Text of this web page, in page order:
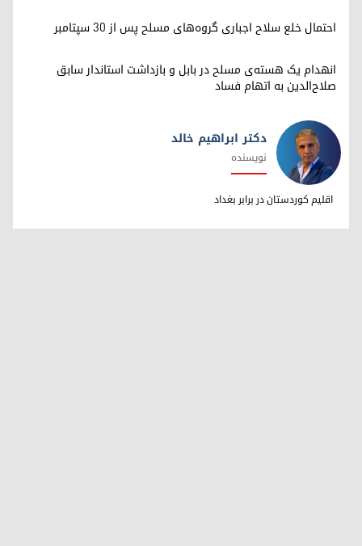
احتمال خلع سلاح اجباری گروه‌های مسلح پس از ۳۰ سپتامبر
انهدام یک هسته‌ی مسلح در بابل و بازداشت استاندار سابق
صلاح‌الدین به اتهام فساد
دکتر ابراهیم خالد
دکتر ابراهیم خالد
نویسنده
اقلیم کوردستان در برابر بغداد